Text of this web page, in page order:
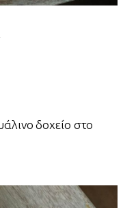
δοχείο στο